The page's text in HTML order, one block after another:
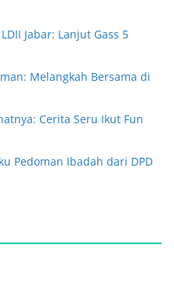
Jabar: Lanjut Gass 5
Melangkah Bersama di
Cerita Seru Ikut Fun
Pedoman Ibadah dari DPD